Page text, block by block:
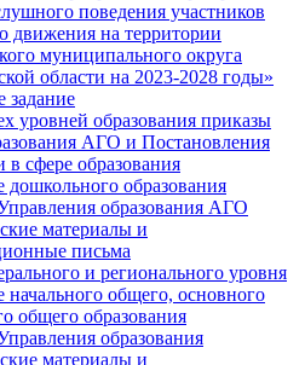
поведения участников
движения на территории
муниципального округа
области на 2023-2028 годы»
задание
уровней образования приказы
АГО и Постановления
сфере образования
дошкольного образования
образования АГО
материалы и
письма
и регионального уровня
начального общего, основного
общего образования
образования
материалы и